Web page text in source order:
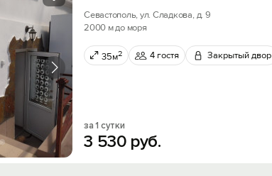
Севастополь, ул. Сладкова, д. 9
2000 м до моря
35м2 4 гостя Закрытый двор
за 1 сутки
3 530 руб.